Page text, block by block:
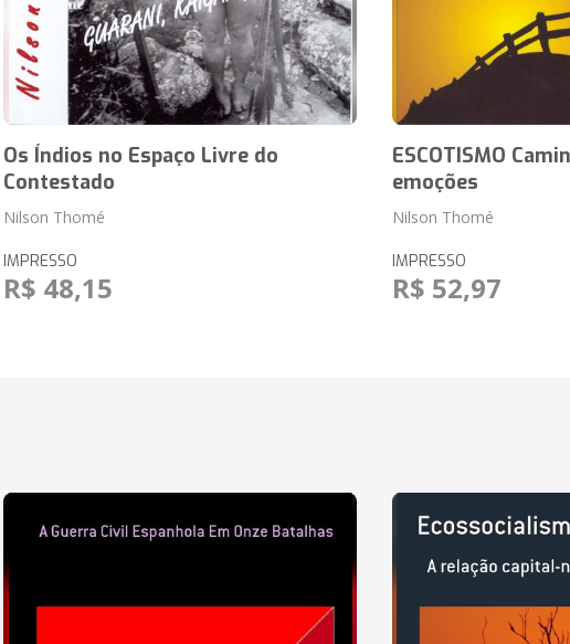
Os Índios no Espaço Livre do
Contestado
Nilson Thomé
IMPRESSO
R$ 48,15
ESCOTISMO
emoções
Nilson Thomé
IMPRESSO
R$ 52,97